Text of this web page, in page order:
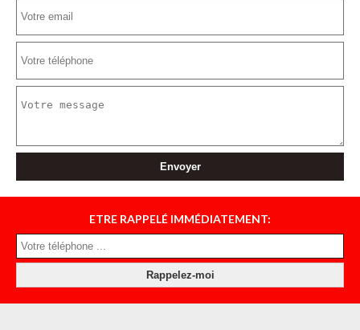
ETRE RAPPELÉ IMMÉDIATEMENT: